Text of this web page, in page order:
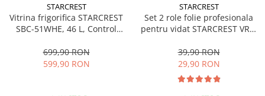
STARCREST
Vitrina frigorifica STARCREST
SBC-51WHE, 46 L, Control
48.8 cm, Alb
699,90 RON
599,90 RON
STARCREST
Set 2 role folie profesionala
pentru vidat STARCREST VRL-
reutilizabile, sous vide,
lavabile in masina de spalat,
fara BPA, transparent
39,90 RON
29,90 RON